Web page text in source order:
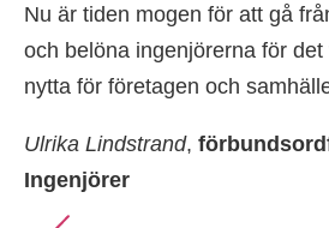
Nu är tiden mogen för att gå
och belöna ingenjörerna för
nytta för företagen och
Ulrika Lindstrand,
Ingenjörer